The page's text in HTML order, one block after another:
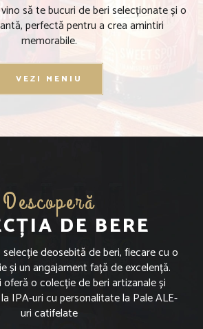
să te bucuri de beri selecționate și o
perfectă pentru a crea amintiri
memorabile.
VEZI MENIU
Descoperă
DE BERE
deosebită de beri, fiecare cu o
și un angajament față de excelență.
oferă o colecție de beri artizanale și
IPA-uri cu personalitate la Pale ALE-
uri catifelate